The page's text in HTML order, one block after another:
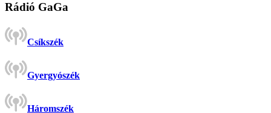
Rádió GaGa
Csíkszék
Gyergyószék
Háromszék